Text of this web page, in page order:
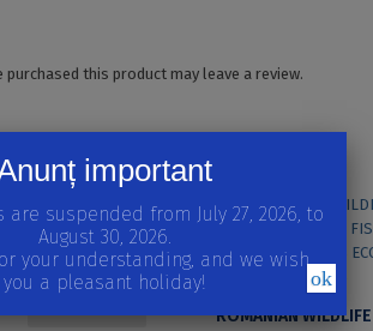
this product may leave a review.
IMMUNOBIOLOGY
39,11lei
important
are suspended from July 27, 2026, to
August 30, 2026.
your understanding, and we wish
you a pleasant holiday!
ok